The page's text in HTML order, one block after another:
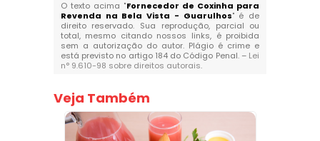
O texto acima "Fornecedor de Coxinha para
Revenda na Bela Vista - Guarulhos" é de
direito reservado. Sua reprodução, parcial ou
total, mesmo citando nossos links, é proibida
sem a autorização do autor. Plágio é crime e
está previsto no artigo 184 do Código Penal. – Lei
n° 9.610-98 sobre direitos autorais.
Veja Também